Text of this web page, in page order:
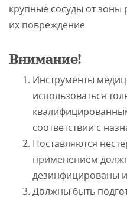
крупные сосуды от
их повреждение
Внимание!
Инструменты
использоваться
соответствии с
Поставляются
применением
дезинфицированы
Должны быть